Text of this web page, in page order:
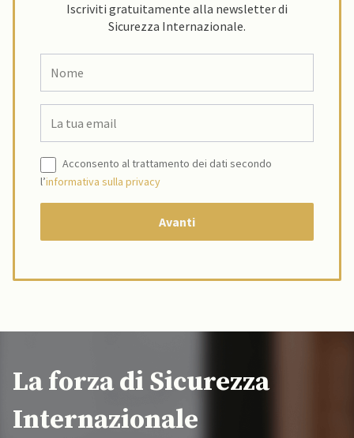
Iscriviti gratuitamente alla newsletter di
Sicurezza Internazionale.
Acconsento al trattamento dei dati secondo
l’informativa sulla privacy
La forza di Sicurezza
Internazionale